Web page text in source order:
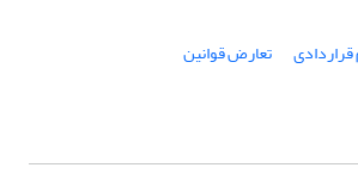
قراردادی
تعارض قوانین